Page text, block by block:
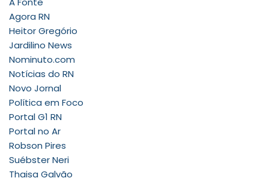
Agora RN
Heitor Gregório
Jardilino News
Nominuto.com
Notícias do RN
Novo Jornal
Política em Foco
Portal G1 RN
Portal no Ar
Robson Pires
Suébster Neri
Thaisa Galvão